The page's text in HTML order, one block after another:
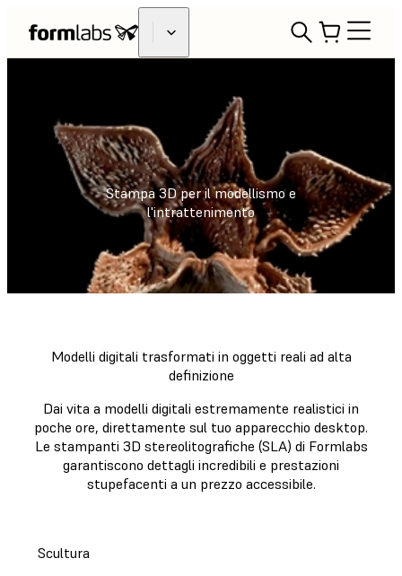
Stampa 3D per il modellismo e
l'intrattenimento
Modelli digitali trasformati in oggetti reali ad alta
definizione
Dai vita a modelli digitali estremamente realistici in
poche ore, direttamente sul tuo apparecchio desktop.
Le stampanti 3D stereolitografiche (SLA) di Formlabs
garantiscono dettagli incredibili e prestazioni
stupefacenti a un prezzo accessibile.
Scultura